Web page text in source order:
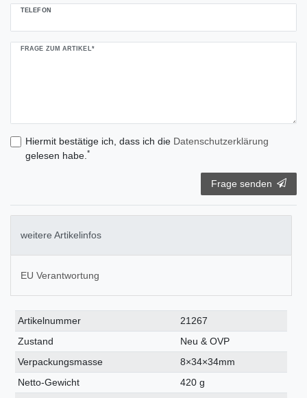
TELEFON
FRAGE ZUM ARTIKEL*
Hiermit bestätige ich, dass ich die Daten­schutz­erklärung
gelesen habe. *
Frage senden
weitere Artikelinfos
EU Verantwortung
Technisches
Merkmal
Wert
Artikelnummer
21267
Zustand
Neu & OVP
Verpackungsmasse
8×34×34mm
Netto-Gewicht
420 g